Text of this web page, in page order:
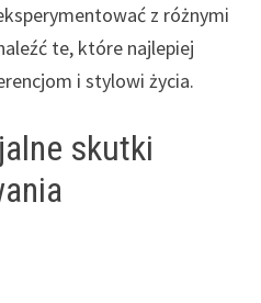
z różnymi
te, które najlepiej
i stylowi życia.
skutki